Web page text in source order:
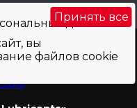
данных
вы
файлов cookie
Принять все
в информационных целях! Не
быть использованы как
по телефону, e-mail, при